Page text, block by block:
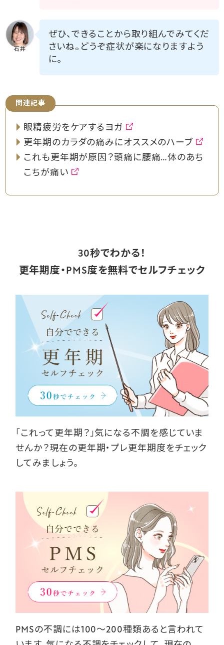
ぜひ、できることから取り組んでみてくだ
さいね。どうぞ症状が楽になりますよう
に。
関連記事
眼精疲労をケアするヨガ
更年期のカラダの痛みにオススメのハーブ
これも更年期が原因？頭痛に腰痛…体のあち
こちが痛い
30秒でわかる！
更年期度・PMS度を無料でセルフチェック
「これって更年期？」気になる不調を感じていま
せんか？現在の更年期・プレ更年期度をチェック
してみましょう。
PMSの不調には100～200種類あると言われて